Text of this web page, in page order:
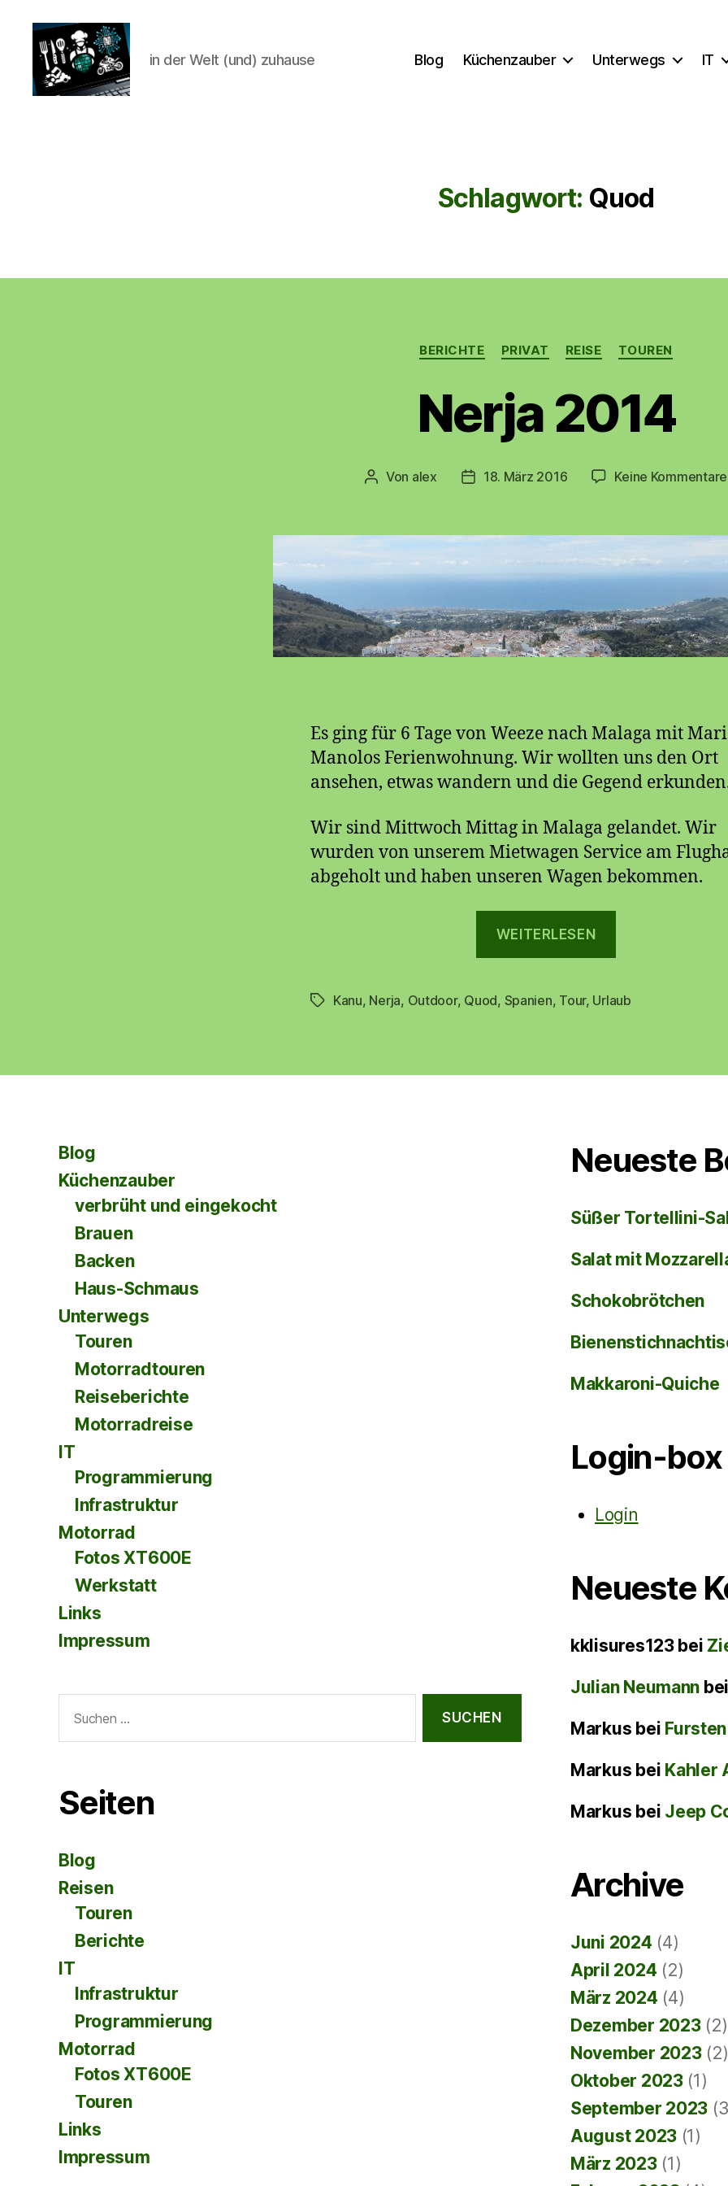
in der Welt (und) zuhause Blog Küchenzauber Unterwegs IT
Schlagwort: Quod
Kategorien
BERICHTE PRIVAT REISE TOUREN
Nerja 2014
Beitragsautor
Von alex Beitragsdatum
18. März 2016 Keine Kommentare
Es ging für 6 Tage von Weeze nach Malaga mit
Manolos Ferienwohnung. Wir wollten uns den Ort
ansehen, etwas wandern und die Gegend
Wir sind Mittwoch Mittag in Malaga gelandet. Wir
wurden von unserem Mietwagen Service am
abgeholt und haben unseren Wagen bekommen.
WEITERLESEN
Schlagwörter
Kanu, Nerja, Outdoor, Quod, Spanien, Tour, Urlaub
Blog
Küchenzauber
verbrüht und eingekocht
Brauen
Backen
Haus-Schmaus
Unterwegs
Touren
Motorradtouren
Reiseberichte
Motorradreise
IT
Programmierung
Infrastruktur
Motorrad
Fotos XT600E
Werkstatt
Links
Impressum
nach:
Seiten
Blog
Reisen
Touren
Berichte
IT
Infrastruktur
Programmierung
Motorrad
Fotos XT600E
Touren
Links
Impressum
Neueste
Süßer Tortellini-
Salat mit
Schokobrötchen
Makkaroni-Quiche
Login-box
Login
Neueste
kklisures123bei
Julian Neumann
Markus bei
Markus bei Kahler
Markus bei Jeep
Archive
Juni 2024 (4)
April 2024 (2)
März 2024 (4)
Dezember 2023(2)
November 2023(2)
Oktober 2023(1)
September 2023
August 2023 (1)
März 2023(1)